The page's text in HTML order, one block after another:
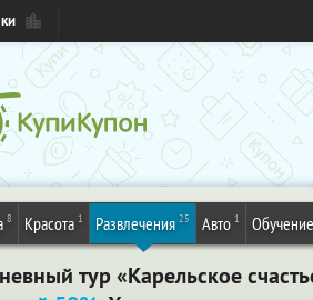
8 Красота 1 Развлечения 25 Авто 1 Обучение
тур «Карельское